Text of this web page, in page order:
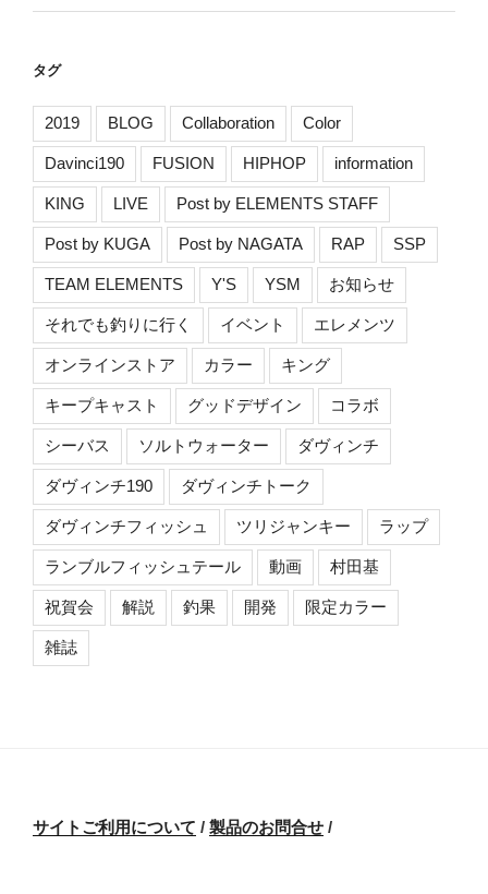
タグ
2019 BLOG Collaboration Color
Davinci190 FUSION HIPHOP information
KING LIVE Post by ELEMENTS STAFF
Post by KUGA Post by NAGATA RAP SSP
TEAM ELEMENTS Y'S YSM お知らせ
それでも釣りに行く イベント エレメンツ
オンラインストア カラー キング
キープキャスト グッドデザイン コラボ
シーバス ソルトウォーター ダヴィンチ
ダヴィンチ190 ダヴィンチトーク
ダヴィンチフィッシュ ツリジャンキー ラップ
ランブルフィッシュテール 動画 村田基
祝賀会 解説 釣果 開発 限定カラー
雑誌
サイトご利用について / 製品のお問合せ /